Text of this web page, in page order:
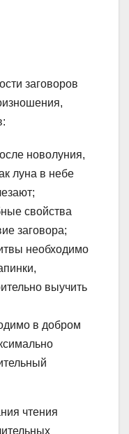
заговоров
новолуния,
луна в небе
свойства
заговора;
необходимо
выучить
в добром
чтения